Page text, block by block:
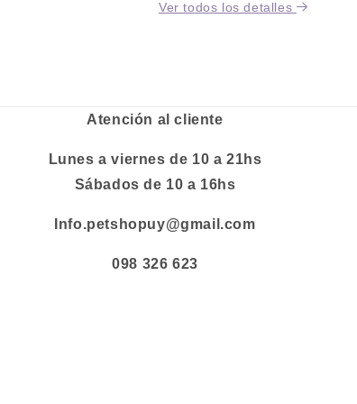
Ver todos los detalles
Atención al cliente
Lunes a viernes de 10 a 21hs
Sábados de 10 a 16hs
Info.petshopuy@gmail.com
098 326 623